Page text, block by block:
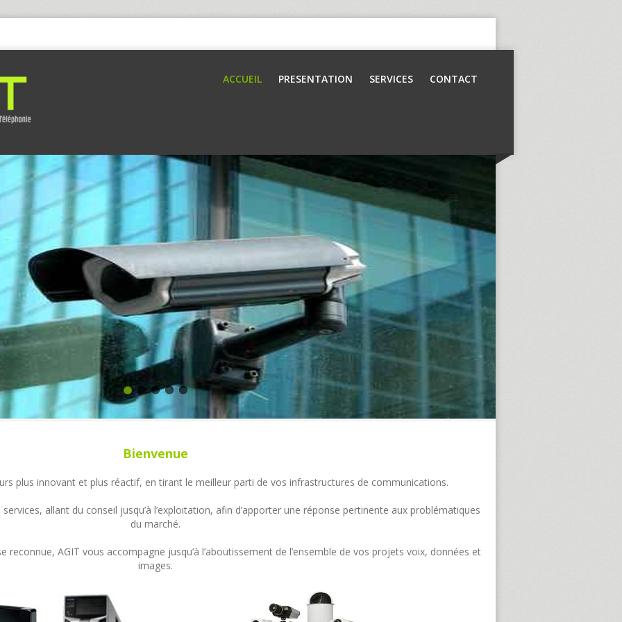
ACCUEIL PRESENTATION SERVICES CONTACT
Bienvenue
plus innovant et plus réactif, en tirant le meilleur parti de vos infrastructures de communications.
allant du conseil jusqu’à l’exploitation, afin d’apporter une réponse pertinente aux problématiques
du marché.
reconnue, AGIT vous accompagne jusqu’à l’aboutissement de l’ensemble de vos projets voix, données et
images.